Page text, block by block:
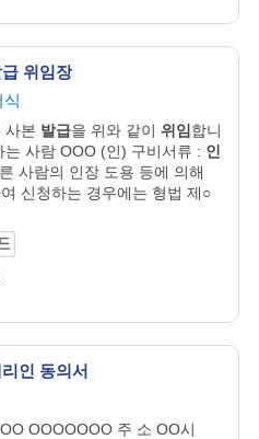
위임장
사본 발급을 위와 같이 위임합니
는 사람 OOO (인) 구비서류 : 인
사람의 인장 도용 등에 의해
신청하는 경우에는 형법 제○
인 동의서
OOOOOOO 주 소 OO시